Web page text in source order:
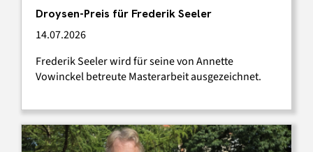
Droysen-Preis für Frederik Seeler
14.07.2026
Frederik Seeler wird für seine von Annette
Vowinckel betreute Masterarbeit ausgezeichnet.